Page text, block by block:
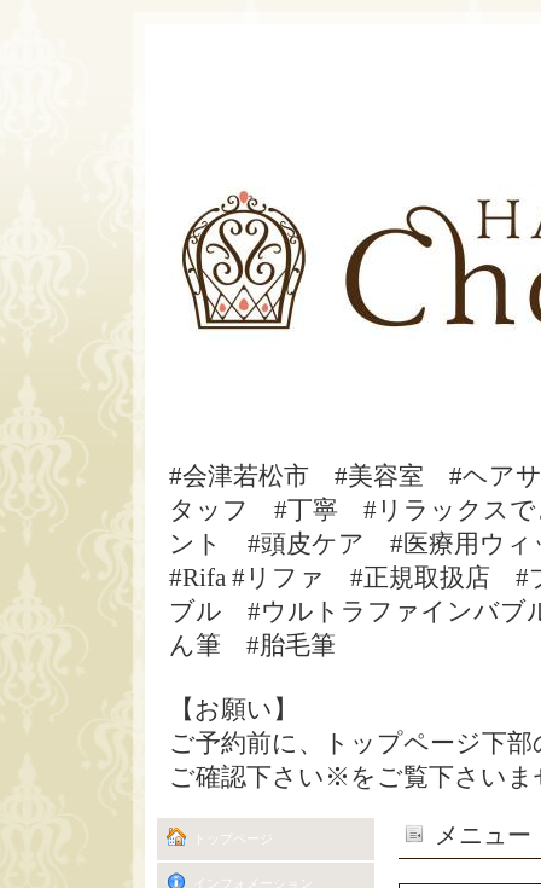
#会津若松市 #美容室 #ヘア
タッフ #丁寧 #リラックス
ント #頭皮ケア #医療用ウ
#Rifa #リファ #正規取扱店
ブル #ウルトラファインバ
ん筆 #胎毛筆
【お願い】
ご予約前に、トップページ下
ご確認下さい※をご覧下さいま
メニュー
トップページ
インフォメーション